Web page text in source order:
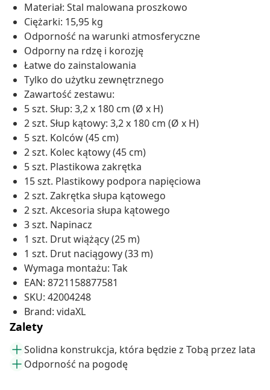
Materiał: Stal malowana proszkowo
Ciężarki: 15,95 kg
Odporność na warunki atmosferyczne
Odporny na rdzę i korozję
Łatwe do zainstalowania
Tylko do użytku zewnętrznego
Zawartość zestawu:
5 szt. Słup: 3,2 x 180 cm (Ø x H)
2 szt. Słup kątowy: 3,2 x 180 cm (Ø x H)
5 szt. Kolców (45 cm)
2 szt. Kolec kątowy (45 cm)
5 szt. Plastikowa zakrętka
15 szt. Plastikowy podpora napięciowa
2 szt. Zakrętka słupa kątowego
2 szt. Akcesoria słupa kątowego
3 szt. Napinacz
1 szt. Drut wiążący (25 m)
1 szt. Drut naciągowy (33 m)
Wymaga montażu: Tak
EAN: 8721158877581
SKU: 42004248
Brand: vidaXL
Zalety
Solidna konstrukcja, która będzie z Tobą przez lata
Odporność na pogodę